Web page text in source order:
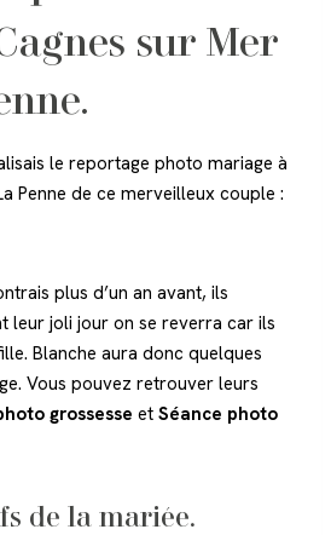
sur Mer
le reportage photo mariage à
Penne de ce merveilleux couple :
plus d’un an avant, ils
leur joli jour on se reverra car ils
Blanche aura donc quelques
Vous pouvez retrouver leurs
grossesse et Séance photo
de la mariée.